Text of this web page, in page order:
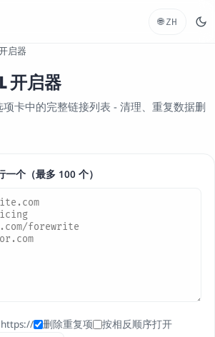
🌐 ZH
启器
开启器
卡中的完整链接列表 - 清理、重复数据删
个（最多 100 个）
https:// 删除重复项
按相反顺序打开